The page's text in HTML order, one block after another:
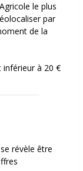
le plus
par
de la
à 20 €
révèle être